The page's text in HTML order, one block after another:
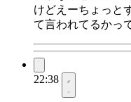
けどえーちょっと
て言われてるかっ
22:38